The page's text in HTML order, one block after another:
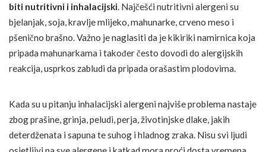
biti nutritivni i inhalacijski. Najčešći nutritivni alergeni su
bjelanjak, soja, kravlje mlijeko, mahunarke, crveno meso i
pšenično brašno. Važno je naglasiti da je kikiriki namirnica koja
pripada mahunarkama i također često dovodi do alergijskih
reakcija, usprkos zabludi da pripada orašastim plodovima.
Kada su u pitanju inhalacijski alergeni najviše problema nastaje
zbog prašine, grinja, peludi, perja, životinjske dlake, jakih
deterdženata i sapuna te suhog i hladnog zraka. Nisu svi ljudi